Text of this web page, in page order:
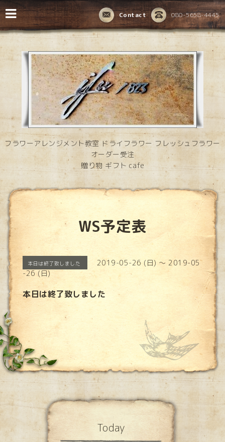
080-5658-4445
Contact
フラワーアレンジメント教室 ドライフラワー フレッシュフラワー
オーダー受注
贈り物 ギフト cafe
WS予定表
本日は終了致しました
2019-05-26 (日) ～ 2019-05
-26 (日)
本日は終了致しました
Today